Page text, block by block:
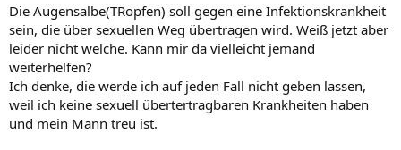
Die Augensalbe(TRopfen) soll gegen eine Infektionskrankheit
sein, die über sexuellen Weg übertragen wird. Weiß jetzt aber
leider nicht welche. Kann mir da vielleicht jemand
weiterhelfen?
Ich denke, die werde ich auf jeden Fall nicht geben lassen,
weil ich keine sexuell übertertragbaren Krankheiten haben
und mein Mann treu ist.